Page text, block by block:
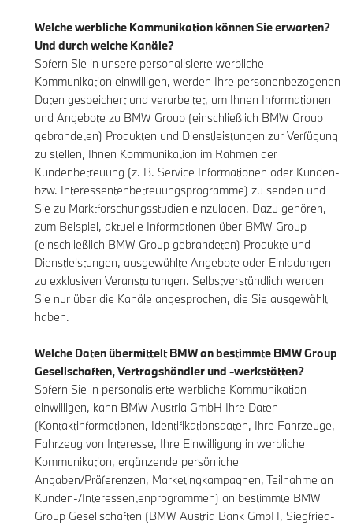
Welche werbliche Kommunikation können Sie erwarten?
Und durch welche Kanäle?
Sofern Sie in unsere personalisierte werbliche
Kommunikation einwilligen, werden Ihre personenbezogenen
Daten gespeichert und verarbeitet, um Ihnen Informationen
und Angebote zu BMW Group (einschließlich BMW Group
gebrandeten) Produkten und Dienstleistungen zur Verfügung
zu stellen, Ihnen Kommunikation im Rahmen der
Kundenbetreuung (z. B. Service Informationen oder Kunden-
bzw. Interessentenbetreuungsprogramme) zu senden und
Sie zu Marktforschungsstudien einzuladen. Dazu gehören,
zum Beispiel, aktuelle Informationen über BMW Group
(einschließlich BMW Group gebrandeten) Produkte und
Dienstleistungen, ausgewählte Angebote oder Einladungen
zu exklusiven Veranstaltungen. Selbstverständlich werden
Sie nur über die Kanäle angesprochen, die Sie ausgewählt
haben.
Welche Daten übermittelt BMW an bestimmte BMW Group
Gesellschaften, Vertragshändler und -werkstätten?
Sofern Sie in personalisierte werbliche Kommunikation
einwilligen, kann BMW Austria GmbH Ihre Daten
(Kontaktinformationen, Identifikationsdaten, Ihre Fahrzeuge,
Fahrzeug von Interesse, Ihre Einwilligung in werbliche
Kommunikation, ergänzende persönliche
Angaben/Präferenzen, Marketingkampagnen, Teilnahme an
Kunden-/Interessentenprogrammen) an bestimmte BMW
Group Gesellschaften (BMW Austria Bank GmbH, Siegfried-